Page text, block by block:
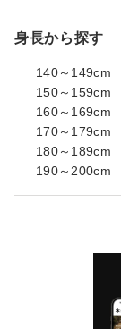
身長から探す
140～149cm
150～159cm
160～169cm
170～179cm
180～189cm
190～200cm